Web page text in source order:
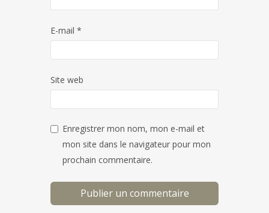
E-mail *
Site web
Enregistrer mon nom, mon e-mail et
mon site dans le navigateur pour mon
prochain commentaire.